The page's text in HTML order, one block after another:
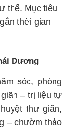
thế. Mục tiêu
thời gian
Dương
sóc, phòng
– trị liệu tự
thư giãn,
– chườm thảo